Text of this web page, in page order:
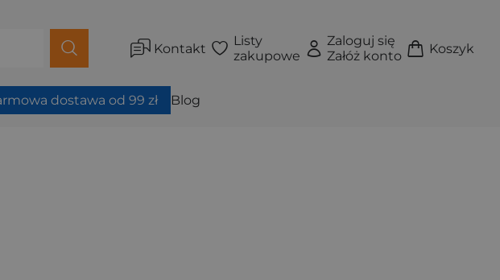
Kontakt
Listy
zakupowe
Zaloguj się
Załóż konto
Koszyk
dostawa od 99 zł Blog